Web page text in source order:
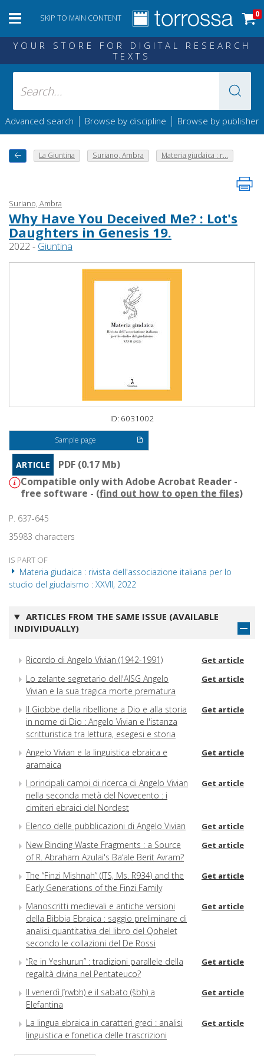
SKIP TO MAIN CONTENT 0
YOUR STORE FOR DIGITAL RESEARCH
TEXTS
Advanced search | Browse by discipline | Browse by publisher
La Giuntina Suriano, Ambra Materia giudaica : r...
Suriano, Ambra
Why Have You Deceived Me? : Lot's
Daughters in Genesis 19.
2022 - Giuntina
ID: 6031002
Sample page
ARTICLE
PDF (0.17 Mb)
Compatible only with Adobe Acrobat Reader -
free software - (find out how to open the files)
P. 637-645
35983 characters
IS PART OF
Materia giudaica : rivista dell'associazione italiana per lo
studio del giudaismo : XXVII, 2022
ARTICLES FROM THE SAME ISSUE (AVAILABLE
INDIVIDUALLY)
Ricordo di Angelo Vivian (1942-1991) Get article
Lo zelante segretario dell'AISG Angelo
Vivian e la sua tragica morte prematura
Get article
Il Giobbe della ribellione a Dio e alla storia
in nome di Dio : Angelo Vivian e l'istanza
scritturistica tra lettura, esegesi e storia
Get article
Angelo Vivian e la linguistica ebraica e
aramaica
Get article
I principali campi di ricerca di Angelo Vivian
nella seconda metà del Novecento : i
cimiteri ebraici del Nordest
Get article
Elenco delle pubblicazioni di Angelo Vivian Get article
New Binding Waste Fragments : a Source
of R. Abraham Azulai's Ba‘ale Berit Avram?
Get article
The “Finzi Mishnah” (JTS, Ms. R934) and the
Early Generations of the Finzi Family
Get article
Manoscritti medievali e antiche versioni
della Bibbia Ebraica : saggio preliminare di
analisi quantitativa del libro del Qohelet
secondo le collazioni del De Rossi
Get article
“Re in Yeshurun” : tradizioni parallele della
regalità divina nel Pentateuco?
Get article
Il venerdì (‘rwbh) e il sabato (šbh) a
Elefantina
Get article
La lingua ebraica in caratteri greci : analisi
linguistica e fonetica delle trascrizioni
Get article